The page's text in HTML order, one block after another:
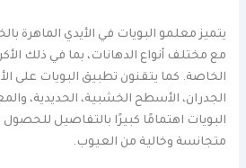
يتميز معلمو البويات في الأيدي الماهرة
مع مختلف أنواع الدهانات، بما في ذلك
الخاصة. كما يتقنون تطبيق البويات على
الجدران، الأسطح الخشبية، الحديدية،
البويات اهتمامًا كبيرًا بالتفاصيل
متجانسة وخالية من العيوب.